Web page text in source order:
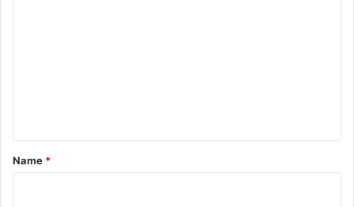
*
Name *